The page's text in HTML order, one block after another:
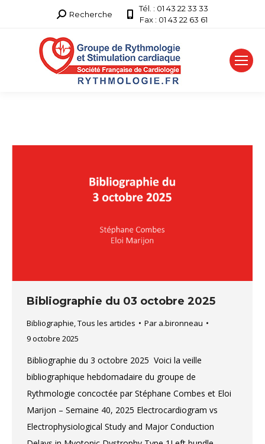
Recherche
Recherche
Tél. : 01 43 22 33 33
Fax : 01 43 22 63 61
Bibliographie du 03 octobre 2025
Bibliographie Tous les articles Par a.bironneau
9 octobre 2025
Bibliographie du 3 octobre 2025 Voici la veille
bibliographique hebdomadaire du groupe de
Rythmologie concoctée par Stéphane Combes et Eloi
Marijon – Semaine 40, 2025 Electrocardiogram vs
Electrophysiological Study and Major Conduction